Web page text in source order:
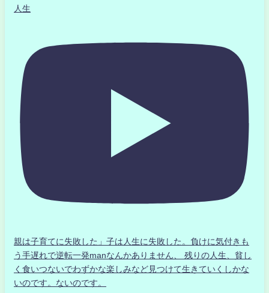
人生
親は子育てに失敗した」子は人生に失敗した。負けに気付きも
う手遅れで逆転一発manなんかありません、 残りの人生、貧し
く食いつないでわずかな楽しみなど見つけて生きていくしかな
いのです。ないのです。